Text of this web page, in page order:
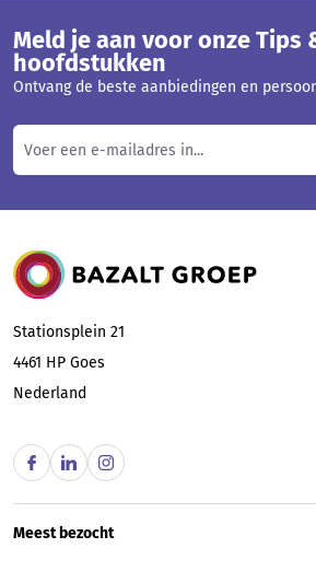
Meld je aan voor onze Tips
hoofdstukken
Ontvang de beste aanbiedingen en
Bazalt Groep
Stationsplein 21
4461 HP Goes
Nederland
Meest bezocht